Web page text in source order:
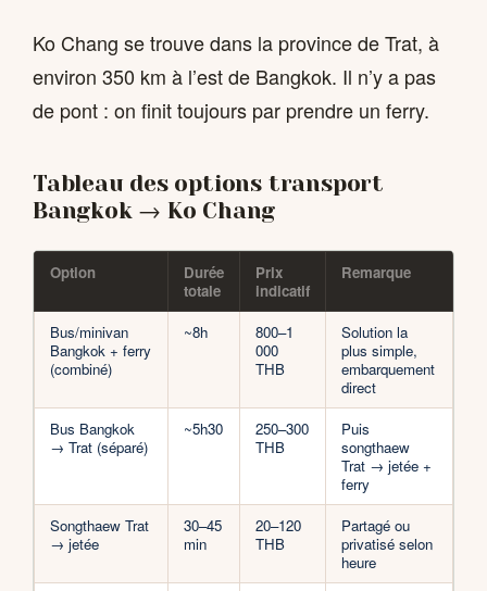
Ko Chang se trouve dans la province de Trat, à
environ 350 km à l’est de Bangkok. Il n’y a pas
de pont : on finit toujours par prendre un ferry.
Tableau des options transport
Bangkok → Ko Chang
Option
Durée
totale
Prix
indicatif
Remarque
Bus/minivan
Bangkok + ferry
(combiné)
~8h
800–1
000
THB
Solution la
plus simple,
embarquement
direct
Bus Bangkok
→ Trat (séparé)
~5h30
250–300
THB
Puis
songthaew
Trat → jetée +
ferry
Songthaew Trat
→ jetée
30–45
min
20–120
THB
Partagé ou
privatisé selon
heure